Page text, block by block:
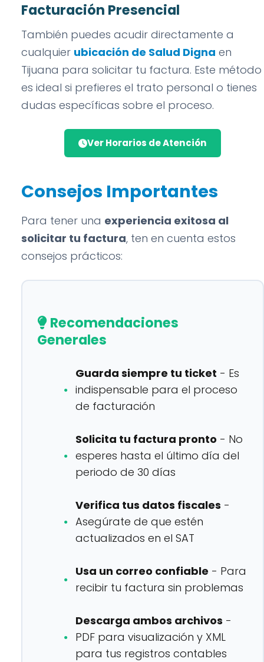
Facturación Presencial
También puedes acudir directamente a
cualquier ubicación de Salud Digna en
Tijuana para solicitar tu factura. Este método
es ideal si prefieres el trato personal o tienes
dudas específicas sobre el proceso.
Ver Horarios de Atención
Consejos Importantes
Para tener una experiencia exitosa al
solicitar tu factura, ten en cuenta estos
consejos prácticos:
Recomendaciones
Generales
Guarda siempre tu ticket - Es
indispensable para el proceso
de facturación
Solicita tu factura pronto - No
esperes hasta el último día del
periodo de 30 días
Verifica tus datos fiscales -
Asegúrate de que estén
actualizados en el SAT
Usa un correo confiable - Para
recibir tu factura sin problemas
Descarga ambos archivos -
PDF para visualización y XML
para tus registros contables